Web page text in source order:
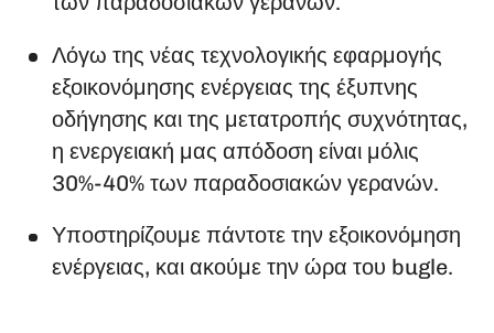
Λόγω της νέας τεχνολογικής εφαρμογής
εξοικονόμησης ενέργειας της έξυπνης
οδήγησης και της μετατροπής συχνότητας,
η ενεργειακή μας απόδοση είναι μόλις
30%-40% των παραδοσιακών γερανών.
Υποστηρίζουμε πάντοτε την εξοικονόμηση
ενέργειας, και ακούμε την ώρα του bugle.